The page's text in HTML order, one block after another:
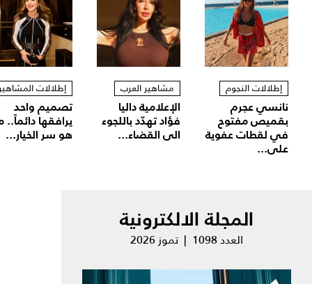
إطلالات النجوم
نانسي عجرم
بقميص مفتوح
في لقطات عفوية
على...
مشاهير العرب
الإعلامية داليا
فؤاد تهدّد باللجوء
الى القضاء...
إطلالات
تصميم واحد
يرافقها دائماً..
هو سر الخيار...
المجلة الالكترونية
العدد 1098 | تموز 2026